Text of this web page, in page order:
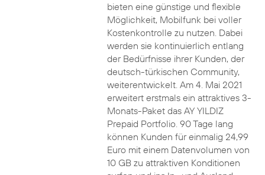
bieten eine günstige und flexible
Möglichkeit, Mobilfunk bei voller
Kostenkontrolle zu nutzen. Dabei
werden sie kontinuierlich entlang
der Bedürfnisse ihrer Kunden, der
deutsch-türkischen Community,
weiterentwickelt. Am 4. Mai 2021
erweitert erstmals ein attraktives 3-
Monats-Paket das AY YILDIZ
Prepaid Portfolio. 90 Tage lang
können Kunden für einmalig 24,99
Euro mit einem Datenvolumen von
10 GB zu attraktiven Konditionen